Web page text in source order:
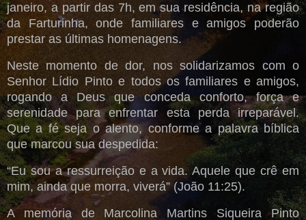
janeiro, a partir das 7h, em sua residência, na região
da Farturinha, onde familiares e amigos poderão
prestar as últimas homenagens.
Neste momento de dor, nos solidarizamos com o
Senhor Lídio Pinto e todos os familiares e amigos,
rogando a Deus que conceda conforto, força e
serenidade para enfrentar esta perda irreparável.
Que a fé seja o alento, conforme a palavra bíblica
que marcou sua despedida:
“Eu sou a ressurreição e a vida. Aquele que crê em
mim, ainda que morra, viverá” (João 11:25).
A memória de Marcolina Martins Siqueira Pinto